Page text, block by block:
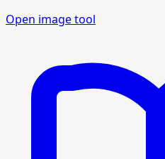
Open image tool